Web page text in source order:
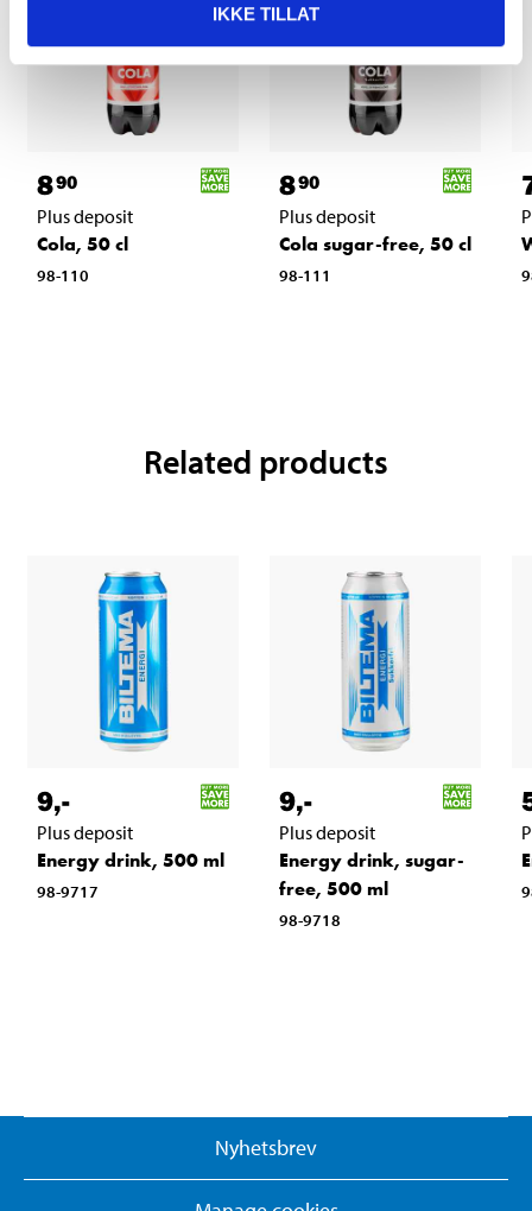
IKKE TILLAT
890
Plus deposit
Cola, 50 cl
98-110
890
Plus deposit
Cola sugar-free, 50 cl
98-111
Related products
9,-
Plus deposit
Energy drink, 500 ml
98-9717
9,-
Plus deposit
Energy drink, sugar-
free, 500 ml
98-9718
Nyhetsbrev